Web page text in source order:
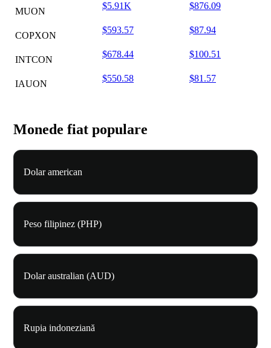
MUON
$5.91K $876.09
COPXON
$593.57 $87.94
INTCON
$678.44 $100.51
IAUON
$550.58 $81.57
Monede fiat populare
Dolar american
Peso filipinez (PHP)
Dolar australian (AUD)
Rupia indoneziană